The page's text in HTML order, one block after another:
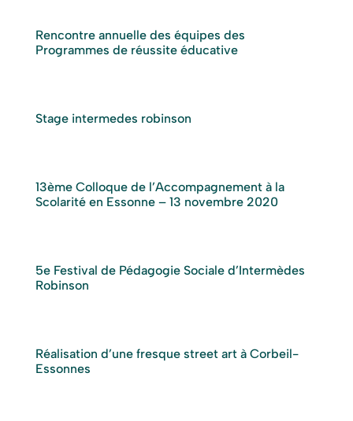
Rencontre annuelle des équipes des
Programmes de réussite éducative
Stage intermedes robinson
13ème Colloque de l’Accompagnement à la
Scolarité en Essonne – 13 novembre 2020
5e Festival de Pédagogie Sociale d’Intermèdes
Robinson
Réalisation d’une fresque street art à Corbeil-
Essonnes